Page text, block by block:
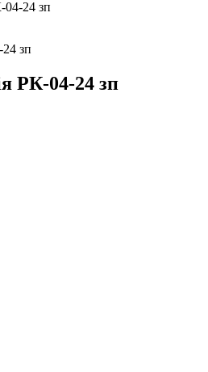
04-24 зп
РК-04-24 зп